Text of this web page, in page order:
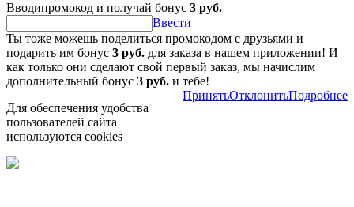
Вводипромокод и получай бонус 3 руб.
Ввести
Ты тоже можешь поделиться промокодом с друзьями и
подарить им бонус 3 руб. для заказа в нашем приложении! И
как только они сделают свой первый заказ, мы начислим
дополнительный бонус 3 руб. и тебе!
Для обеспечения удобства
пользователей сайта
используются cookies
ПринятьОтклонитьПодробнее